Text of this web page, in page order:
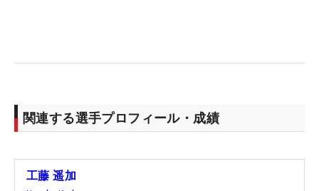
ードを上げて、ミート率と理想的な打ち出し角を確
保することが重要になる。しかし、ゴルフはあくま
注意を払いながら、“いつもより振る”練習を取り入
れてみれば、飛距離と安定性を兼ね備えたトータル
関連する選手プロフィール・成績
工藤 遥加